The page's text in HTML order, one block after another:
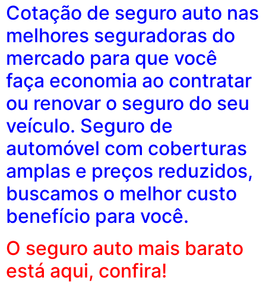
Cotação de seguro auto nas
melhores seguradoras do
mercado para que você
faça economia ao contratar
ou renovar o seguro do seu
veículo. Seguro de
automóvel com coberturas
amplas e preços reduzidos,
buscamos o melhor custo
benefício para você.
O seguro auto mais barato
está aqui, confira!